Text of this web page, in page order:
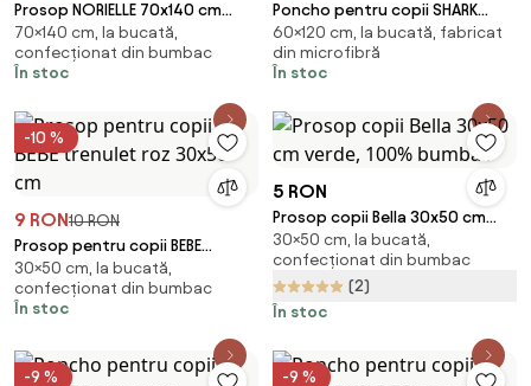
Prosop NORIELLE 70x140 cm
albastru deschis, 100% bumbac
70×140 cm, la bucată,
confecționat din bumbac
În stoc
Poncho pentru copii SHARK
albastru Dimensiune: 60 x 120
cm
60×120 cm, la bucată, fabricat
din microfibră
În stoc
-10 %
9 RON10 RON
Prosop pentru copii BEBE
trenulet roz 30x50 cm
30×50 cm, la bucată,
confecționat din bumbac
În stoc
5 RON
Prosop copii Bella 30x50 cm
verde, 100% bumbac
30×50 cm, la bucată,
confecționat din bumbac
(2)
În stoc
-9 % -9 %